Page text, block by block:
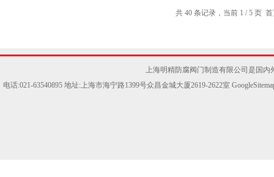
共 40 条记录，当前 1 / 5 页
上海明精防腐阀门制造有限公司是国
电话:021-63540895 地址:上海市海宁路1399号众昌金城大厦2619-2622室